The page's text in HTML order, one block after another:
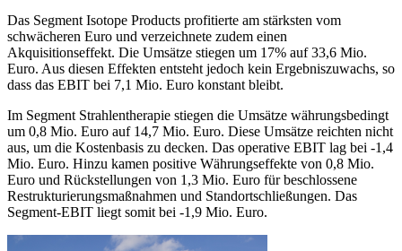
Das Segment Isotope Products profitierte am stärksten vom
schwächeren Euro und verzeichnete zudem einen
Akquisitionseffekt. Die Umsätze stiegen um 17% auf 33,6 Mio.
Euro. Aus diesen Effekten entsteht jedoch kein Ergebniszuwachs, so
dass das EBIT bei 7,1 Mio. Euro konstant bleibt.
Im Segment Strahlentherapie stiegen die Umsätze währungsbedingt
um 0,8 Mio. Euro auf 14,7 Mio. Euro. Diese Umsätze reichten nicht
aus, um die Kostenbasis zu decken. Das operative EBIT lag bei -1,4
Mio. Euro. Hinzu kamen positive Währungseffekte von 0,8 Mio.
Euro und Rückstellungen von 1,3 Mio. Euro für beschlossene
Restrukturierungsmaßnahmen und Standortschließungen. Das
Segment-EBIT liegt somit bei -1,9 Mio. Euro.